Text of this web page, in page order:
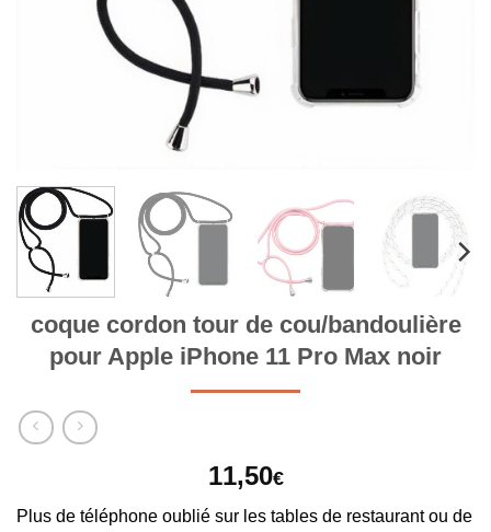
coque cordon tour de cou/bandoulière
pour Apple iPhone 11 Pro Max noir
11,50€
Plus de téléphone oublié sur les tables de restaurant ou de